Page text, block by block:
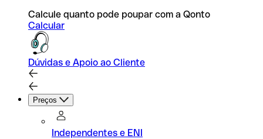
Calcule quanto pode poupar com a Qonto
Calcular
Dúvidas e Apoio ao Cliente
Preços
Independentes e ENI